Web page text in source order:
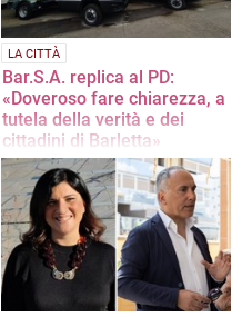
LA CITTÀ
Bar.S.A. replica al PD:
«Doveroso fare chiarezza, a
tutela della verità e dei
cittadini di Barletta»
La nota ufficiale dell'azienda